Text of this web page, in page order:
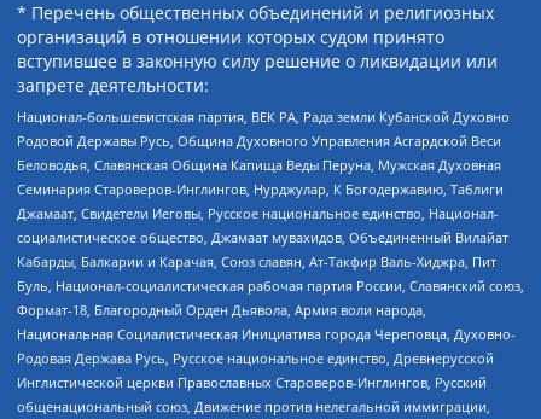
* Перечень общественных объединений и религиозных
организаций в отношении которых судом принято
вступившее в законную силу решение о ликвидации или
запрете деятельности:
Национал-большевистская партия, ВЕК РА, Рада земли Кубанской Духовно
Родовой Державы Русь, Община Духовного Управления Асгардской Веси
Беловодья, Славянская Община Капища Веды Перуна, Мужская Духовная
Семинария Староверов-Инглингов, Нурджулар, К Богодержавию, Таблиги
Джамаат, Свидетели Иеговы, Русское национальное единство, Национал-
социалистическое общество, Джамаат мувахидов, Объединенный Вилайат
Кабарды, Балкарии и Карачая, Союз славян, Ат-Такфир Валь-Хиджра, Пит
Буль, Национал-социалистическая рабочая партия России, Славянский союз,
Формат-18, Благородный Орден Дьявола, Армия воли народа,
Национальная Социалистическая Инициатива города Череповца, Духовно-
Родовая Держава Русь, Русское национальное единство, Древнерусской
Инглистической церкви Православных Староверов-Инглингов, Русский
общенациональный союз, Движение против нелегальной иммиграции,